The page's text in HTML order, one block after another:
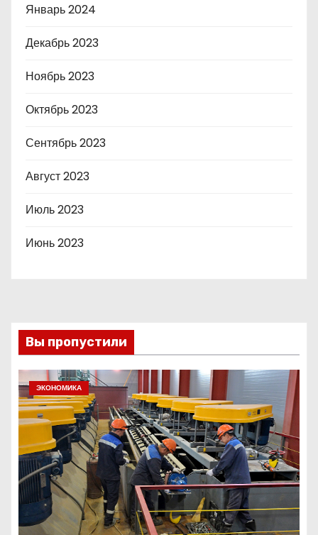
Январь 2024
Декабрь 2023
Ноябрь 2023
Октябрь 2023
Сентябрь 2023
Август 2023
Июль 2023
Июнь 2023
Вы пропустили
ЭКОНОМИКА